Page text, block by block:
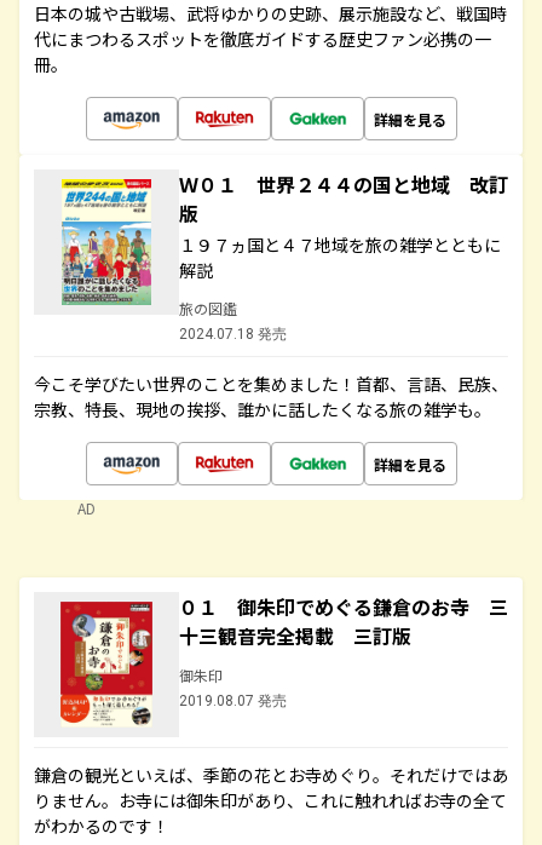
日本の城や古戦場、武将ゆかりの史跡、展示施設など、戦国時
代にまつわるスポットを徹底ガイドする歴史ファン必携の一
冊。
詳細を見る
Ｗ０１ 世界２４４の国と地域 改訂
版
１９７ヵ国と４７地域を旅の雑学とともに
解説
旅の図鑑
2024.07.18 発売
今こそ学びたい世界のことを集めました！首都、言語、民族、
宗教、特長、現地の挨拶、誰かに話したくなる旅の雑学も。
詳細を見る
AD
０１ 御朱印でめぐる鎌倉のお寺 三
十三観音完全掲載 三訂版
御朱印
2019.08.07 発売
鎌倉の観光といえば、季節の花とお寺めぐり。それだけではあ
りません。お寺には御朱印があり、これに触れればお寺の全て
がわかるのです！